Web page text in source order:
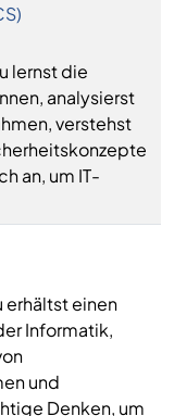
lernst die
analysierst
verstehst
an, um IT-
erhältst einen
Informatik,
und
Denken, um